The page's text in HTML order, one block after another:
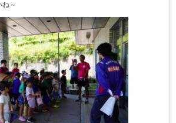
ね～